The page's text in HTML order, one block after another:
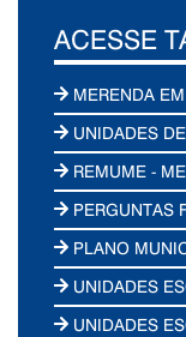
ACESSE
MERENDA
UNIDADES
REMUME -
PERGUNTAS
PLANO
UNIDADES
UNIDADES